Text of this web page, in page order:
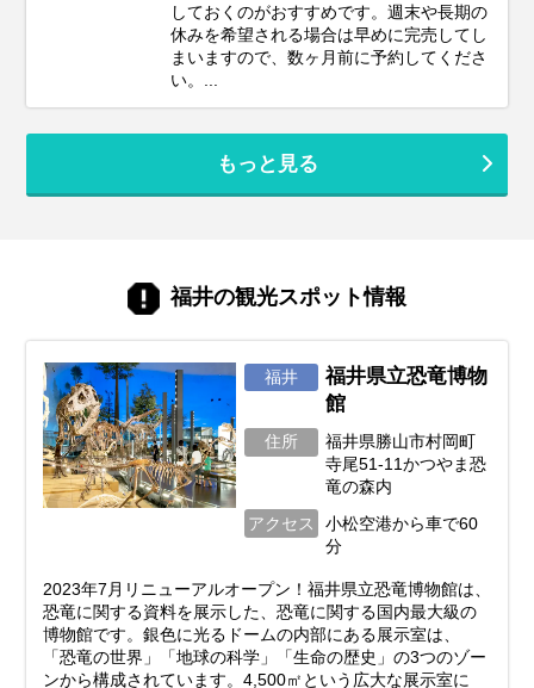
しておくのがおすすめです。週末や長期の
休みを希望される場合は早めに完売してし
まいますので、数ヶ月前に予約してくださ
い。...
もっと見る
福井の観光スポット情報
福井
福井県立恐竜博物
館
住所
福井県勝山市村岡町
寺尾51-11かつやま恐
竜の森内
アクセス
小松空港から車で60
分
2023年7月リニューアルオープン！福井県立恐竜博物館は、
恐竜に関する資料を展示した、恐竜に関する国内最大級の
博物館です。銀色に光るドームの内部にある展示室は、
「恐竜の世界」「地球の科学」「生命の歴史」の3つのゾー
ンから構成されています。4,500㎡という広大な展示室に